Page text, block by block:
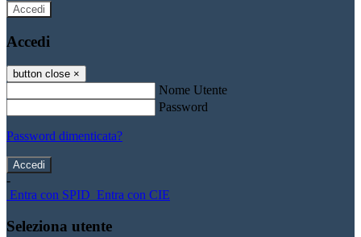
Accedi
Accedi
button close ×
Nome Utente
Password
Password dimenticata?
-
Entra con SPID Entra con CIE
Seleziona utente